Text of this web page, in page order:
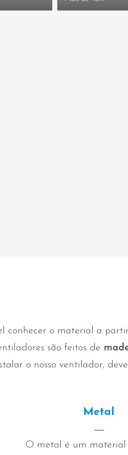
conhecer o material a
são feitos de
o nosso ventilador,
Metal
O metal é um material